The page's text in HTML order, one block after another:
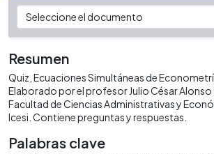
Resumen
Quiz, Ecuaciones Simultáneas de
Elaborado por el profesor Julio César Alonso
Facultad de Ciencias Administrativas y
Icesi. Contiene preguntas y respuestas.
Palabras clave